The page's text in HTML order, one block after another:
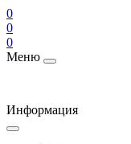
0
0
0
Меню
Информация